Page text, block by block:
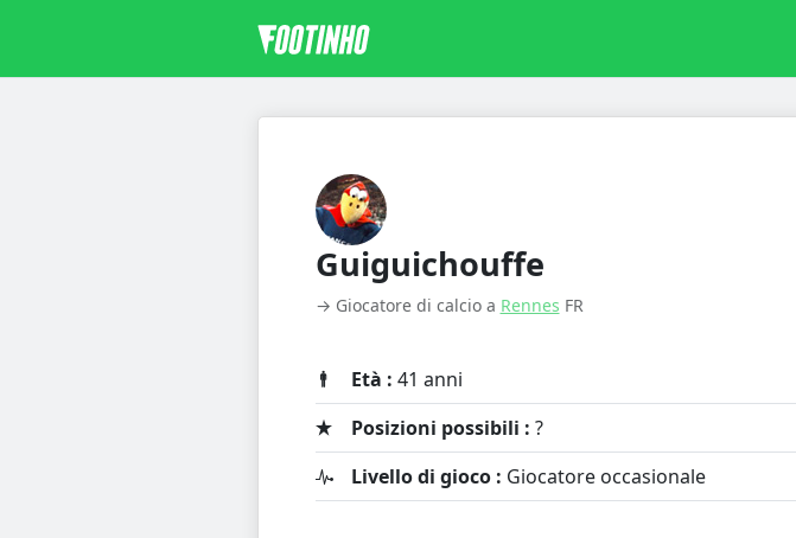
Guiguichouffe
→ Giocatore di calcio a Rennes FR
Età : 41 anni
Posizioni possibili : ?
Livello di gioco : Giocatore occasionale